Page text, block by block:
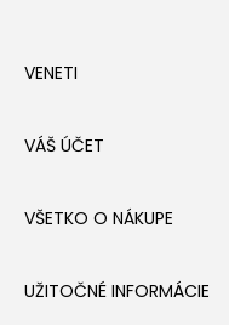
VENETI
VÁŠ ÚČET
VŠETKO O NÁKUPE
UŽITOČNÉ INFORMÁCIE